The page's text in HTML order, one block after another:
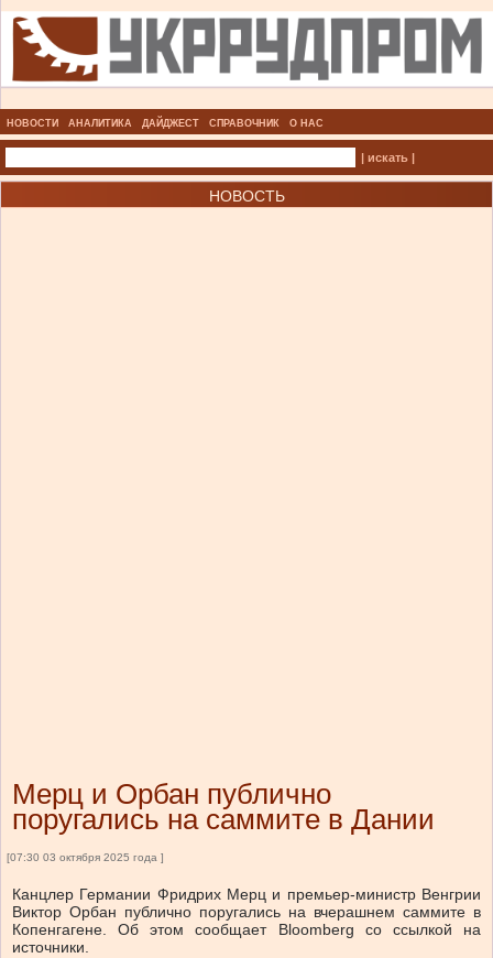
НОВОСТИ АНАЛИТИКА ДАЙДЖЕСТ СПРАВОЧНИК О НАС
| искать |
НОВОСТЬ
Мерц и Орбан публично
поругались на саммите в Дании
[07:30 03 октября 2025 года ]
Канцлер Германии Фридрих Мерц и премьер-министр Венгрии
Виктор Орбан публично поругались на вчерашнем саммите в
Копенгагене. Об этом сообщает Bloomberg со ссылкой на
источники.